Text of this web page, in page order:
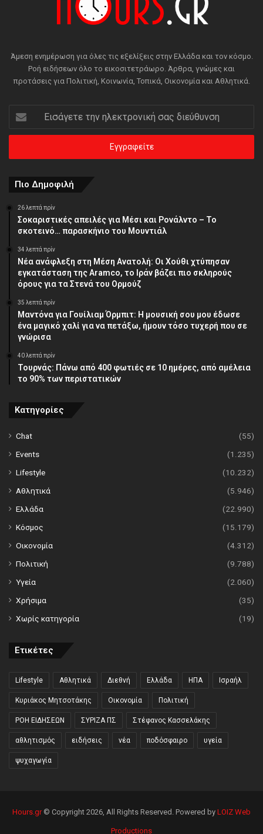
Άμεση ενημέρωση για όλες τις εξελίξεις στην Ελλάδα και τον κόσμο.
Ροή ειδήσεων όλο το εικοσιτετράωρο. Άρθρα, γνώμες και
προτάσεις για Πολιτική, Κοινωνία, Τοπικά, Οικονομία και Αθλητικά.
την
ηλεκτρονική
διεύθυνση
Πιο Δημοφιλή
26 λεπτά πρίν
Σοκαριστικές απειλές για Μέσι και Ρονάλντο – Το
σκοτεινό… παρασκήνιο του Μουντιάλ
34 λεπτά πρίν
Νέα ανάφλεξη στη Μέση Ανατολή: Οι Χούθι χτύπησαν
εγκατάσταση της Aramco, το Ιράν βάζει πιο σκληρούς
όρους για τα Στενά του Ορμούζ
35 λεπτά πρίν
Μαντόνα για Γουίλιαμ Όρμπιτ: Η μουσική σου μου έδωσε
ένα μαγικό χαλί για να πετάξω, ήμουν τόσο τυχερή που σε
γνώρισα
40 λεπτά πρίν
Τουρνάς: Πάνω από 400 φωτιές σε 10 ημέρες, από αμέλεια
το 90% των περιστατικών
Κατηγορίες
Chat
(55)
Events
(1.235)
Lifestyle
(10.232)
Αθλητικά
(5.946)
Ελλάδα
(22.990)
Κόσμος
(15.179)
Οικονομία
(4.312)
Πολιτική
(9.788)
Υγεία
(2.060)
Χρήσιμα
(35)
Χωρίς κατηγορία
(19)
Ετικέτες
Lifestyle Αθλητικά Διεθνή Ελλάδα ΗΠΑ Ισραήλ
Κυριάκος Μητσοτάκης Οικονομία Πολιτική
ΡΟΗ ΕΙΔΗΣΕΩΝ ΣΥΡΙΖΑ ΠΣ Στέφανος Κασσελάκης
αθλητισμός ειδήσεις νέα ποδόσφαιρο υγεία
ψυχαγωγία
Hours.gr© Copyright 2026, All Rights Reserved. Powered by LOIZ Web
Productions